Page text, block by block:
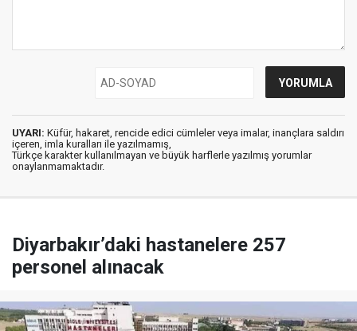
UYARI: Küfür, hakaret, rencide edici cümleler veya imalar, inançlara saldırı
içeren, imla kuralları ile yazılmamış,
Türkçe karakter kullanılmayan ve büyük harflerle yazılmış yorumlar
onaylanmamaktadır.
Diyarbakır’daki hastanelere 257
personel alınacak